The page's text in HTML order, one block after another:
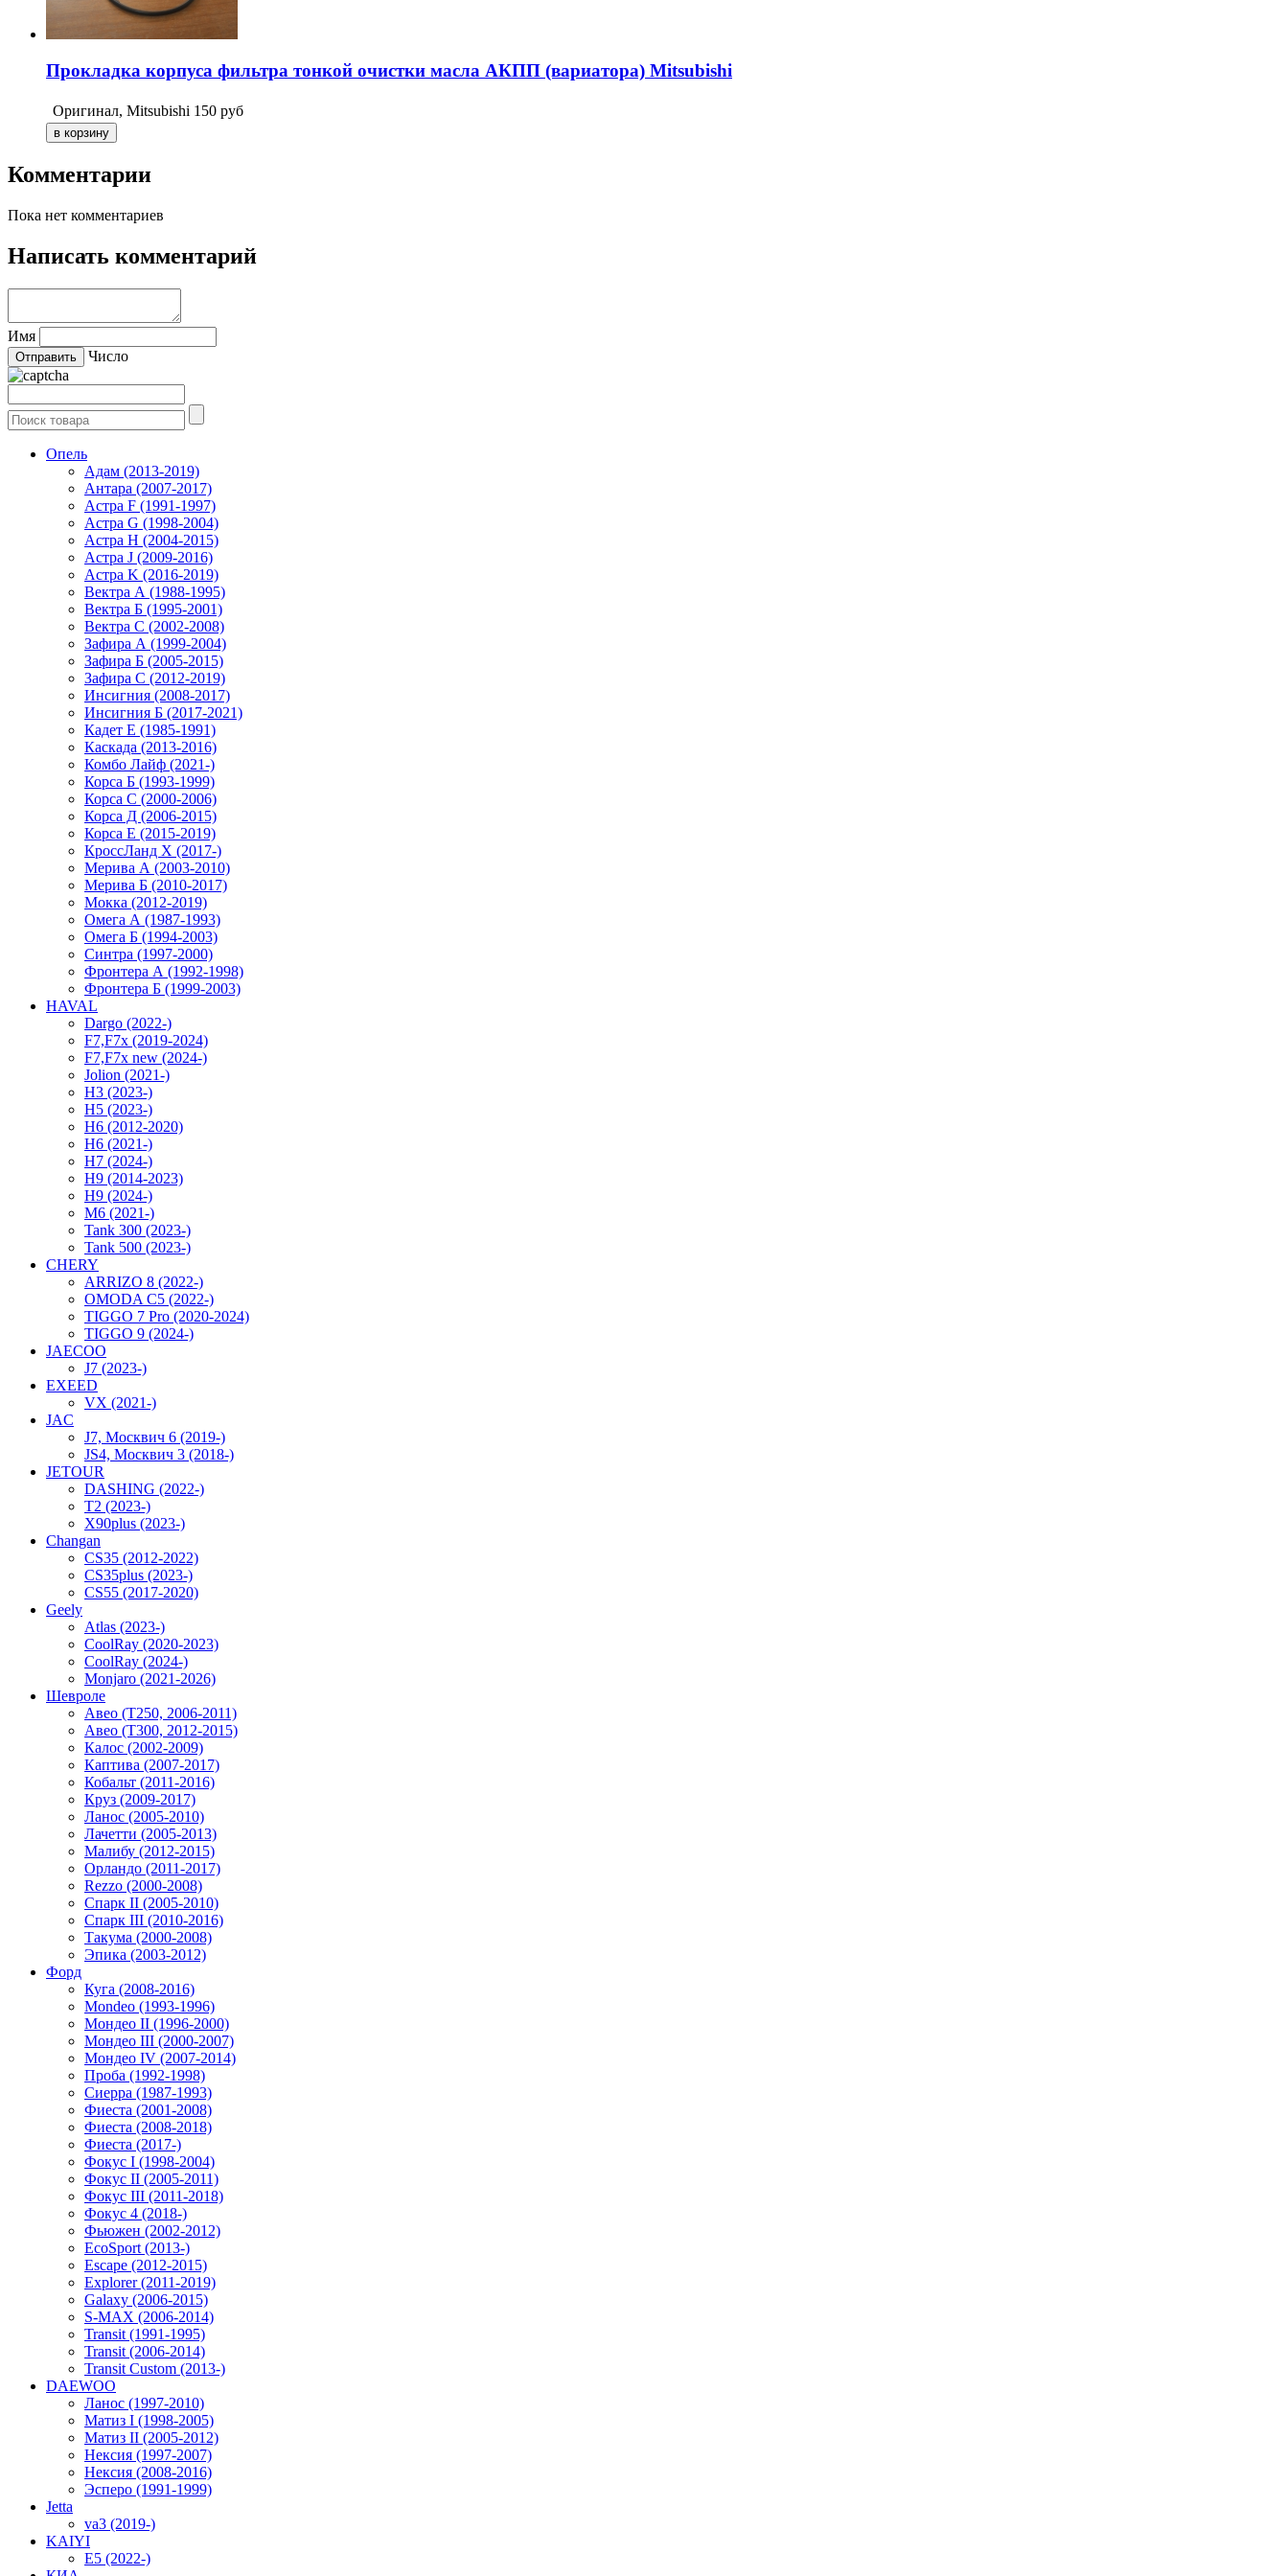
Прокладка корпуса фильтра тонкой очистки масла АКПП (вариатора) Mitsubishi
Оригинал, Mitsubishi 150 руб
Комментарии
Пока нет комментариев
Написать комментарий
Имя
Число
Опель
Адам (2013-2019)
Антара (2007-2017)
Астра F (1991-1997)
Астра G (1998-2004)
Астра H (2004-2015)
Астра J (2009-2016)
Астра K (2016-2019)
Вектра А (1988-1995)
Вектра Б (1995-2001)
Вектра С (2002-2008)
Зафира А (1999-2004)
Зафира Б (2005-2015)
Зафира С (2012-2019)
Инсигния (2008-2017)
Инсигния Б (2017-2021)
Кадет Е (1985-1991)
Каскада (2013-2016)
Комбо Лайф (2021-)
Корса Б (1993-1999)
Корса С (2000-2006)
Корса Д (2006-2015)
Корса E (2015-2019)
КроссЛанд X (2017-)
Мерива А (2003-2010)
Мерива Б (2010-2017)
Мокка (2012-2019)
Омега А (1987-1993)
Омега Б (1994-2003)
Синтра (1997-2000)
Фронтера А (1992-1998)
Фронтера Б (1999-2003)
HAVAL
Dargo (2022-)
F7,F7x (2019-2024)
F7,F7x new (2024-)
Jolion (2021-)
H3 (2023-)
H5 (2023-)
H6 (2012-2020)
H6 (2021-)
H7 (2024-)
H9 (2014-2023)
H9 (2024-)
M6 (2021-)
Tank 300 (2023-)
Tank 500 (2023-)
CHERY
ARRIZO 8 (2022-)
OMODA C5 (2022-)
TIGGO 7 Pro (2020-2024)
TIGGO 9 (2024-)
JAECOO
J7 (2023-)
EXEED
VX (2021-)
JAC
J7, Москвич 6 (2019-)
JS4, Москвич 3 (2018-)
JETOUR
DASHING (2022-)
T2 (2023-)
X90plus (2023-)
Changan
CS35 (2012-2022)
CS35plus (2023-)
CS55 (2017-2020)
Geely
Atlas (2023-)
CoolRay (2020-2023)
CoolRay (2024-)
Monjaro (2021-2026)
Шевроле
Авео (T250, 2006-2011)
Авео (T300, 2012-2015)
Калос (2002-2009)
Каптива (2007-2017)
Кобальт (2011-2016)
Круз (2009-2017)
Ланос (2005-2010)
Лачетти (2005-2013)
Малибу (2012-2015)
Орландо (2011-2017)
Rezzo (2000-2008)
Спарк II (2005-2010)
Спарк III (2010-2016)
Такума (2000-2008)
Эпика (2003-2012)
Форд
Куга (2008-2016)
Mondeo (1993-1996)
Мондео II (1996-2000)
Мондео III (2000-2007)
Мондео IV (2007-2014)
Проба (1992-1998)
Сиерра (1987-1993)
Фиеста (2001-2008)
Фиеста (2008-2018)
Фиеста (2017-)
Фокус I (1998-2004)
Фокус II (2005-2011)
Фокус III (2011-2018)
Фокус 4 (2018-)
Фьюжен (2002-2012)
EcoSport (2013-)
Escape (2012-2015)
Explorer (2011-2019)
Galaxy (2006-2015)
S-MAX (2006-2014)
Transit (1991-1995)
Transit (2006-2014)
Transit Custom (2013-)
DAEWOO
Ланос (1997-2010)
Матиз I (1998-2005)
Матиз II (2005-2012)
Нексия (1997-2007)
Нексия (2008-2016)
Эсперо (1991-1999)
Jetta
va3 (2019-)
KAIYI
E5 (2022-)